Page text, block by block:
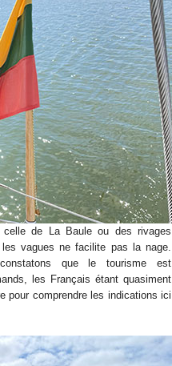
celle de La Baule ou des rivages
vagues ne facilite pas la nage.
que le tourisme est
les Français étant quasiment
pour comprendre les indications ici